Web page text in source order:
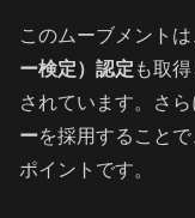
このムーブメントは
ー検定）認定 も取
されています。さら
ーを採用すること
ポイントです。